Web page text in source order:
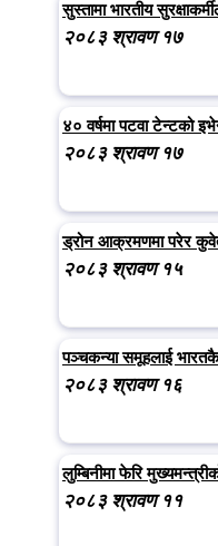
सुस्तामा भारतीय
२०८३ श्रावण १७
४० वर्षमा पटवा टेन्टको
२०८३ श्रावण १७
ड्रोन आक्रमणमा परेर
२०८३ श्रावण १५
पञ्चकन्या समूहलाई भारतकै
२०८३ श्रावण १६
लुम्बिनीमा फेरि
२०८३ श्रावण ११